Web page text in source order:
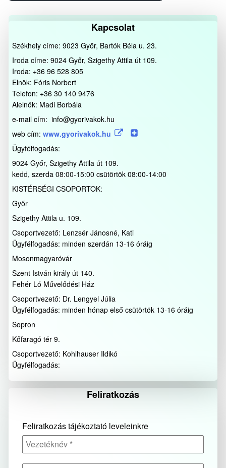
Kapcsolat
Székhely címe: 9023 Győr, Bartók Béla u. 23.
Iroda címe: 9024 Győr, Szigethy Attila út 109.
Iroda: +36 96 528 805
Elnök: Fóris Norbert
Telefon: +36 30 140 9476
Alelnök: Madi Borbála
e-mail cím: info@gyorivakok.hu
web cím: www.gyorivakok.hu
Ügyfélfogadás:
9024 Győr, Szigethy Attila út 109.
kedd, szerda 08:00-15:00 csütörtök 08:00-14:00
KISTÉRSÉGI CSOPORTOK:
Győr
Szigethy Attila u. 109.
Csoportvezető: Lenzsér Jánosné, Kati
Ügyfélfogadás: minden szerdán 13-16 óráig
Mosonmagyaróvár
Szent István király út 140.
Fehér Ló Művelődési Ház
Csoportvezető: Dr. Lengyel Júlia
Ügyfélfogadás: minden hónap első csütörtök 13-16 óráig
Sopron
Kőfaragó tér 9.
Csoportvezető: Kohlhauser Ildikó
Ügyfélfogadás:
Feliratkozás
Feliratkozás tájékoztató leveleinkre